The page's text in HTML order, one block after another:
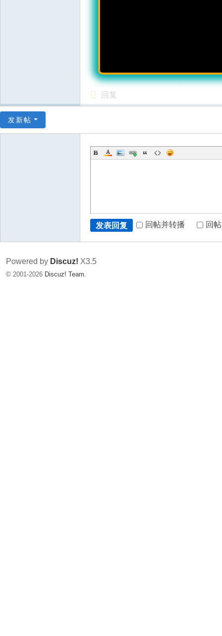
回复
发新帖
发表回复 回帖并转播 回
Powered by Discuz! X3.5
© 2001-2026 Discuz! Team.